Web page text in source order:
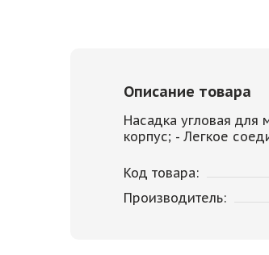
Описание товара
Насадка угловая для
корпус; - Легкое
Код товара:
Производитель: